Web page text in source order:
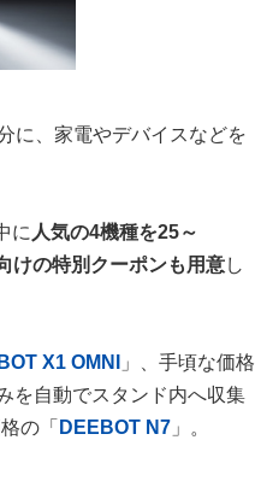
に、家電やデバイスなどを
に 人気の4機種を25～
けの特別クーポンも用意し
X1 OMNI
」、手頃な価格
を自動でスタンド内へ収集
の「 DEEBOT N7」。